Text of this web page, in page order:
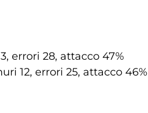
errori 28, attacco 47%
12, errori 25, attacco 46%